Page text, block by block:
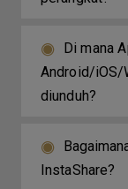
Di mana
Android/iOS/
diunduh?
InstaShare?